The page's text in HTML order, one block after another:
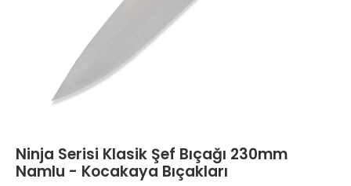
Ninja Serisi Klasik Şef Bıçağı 230mm
Namlu - Kocakaya Bıçakları